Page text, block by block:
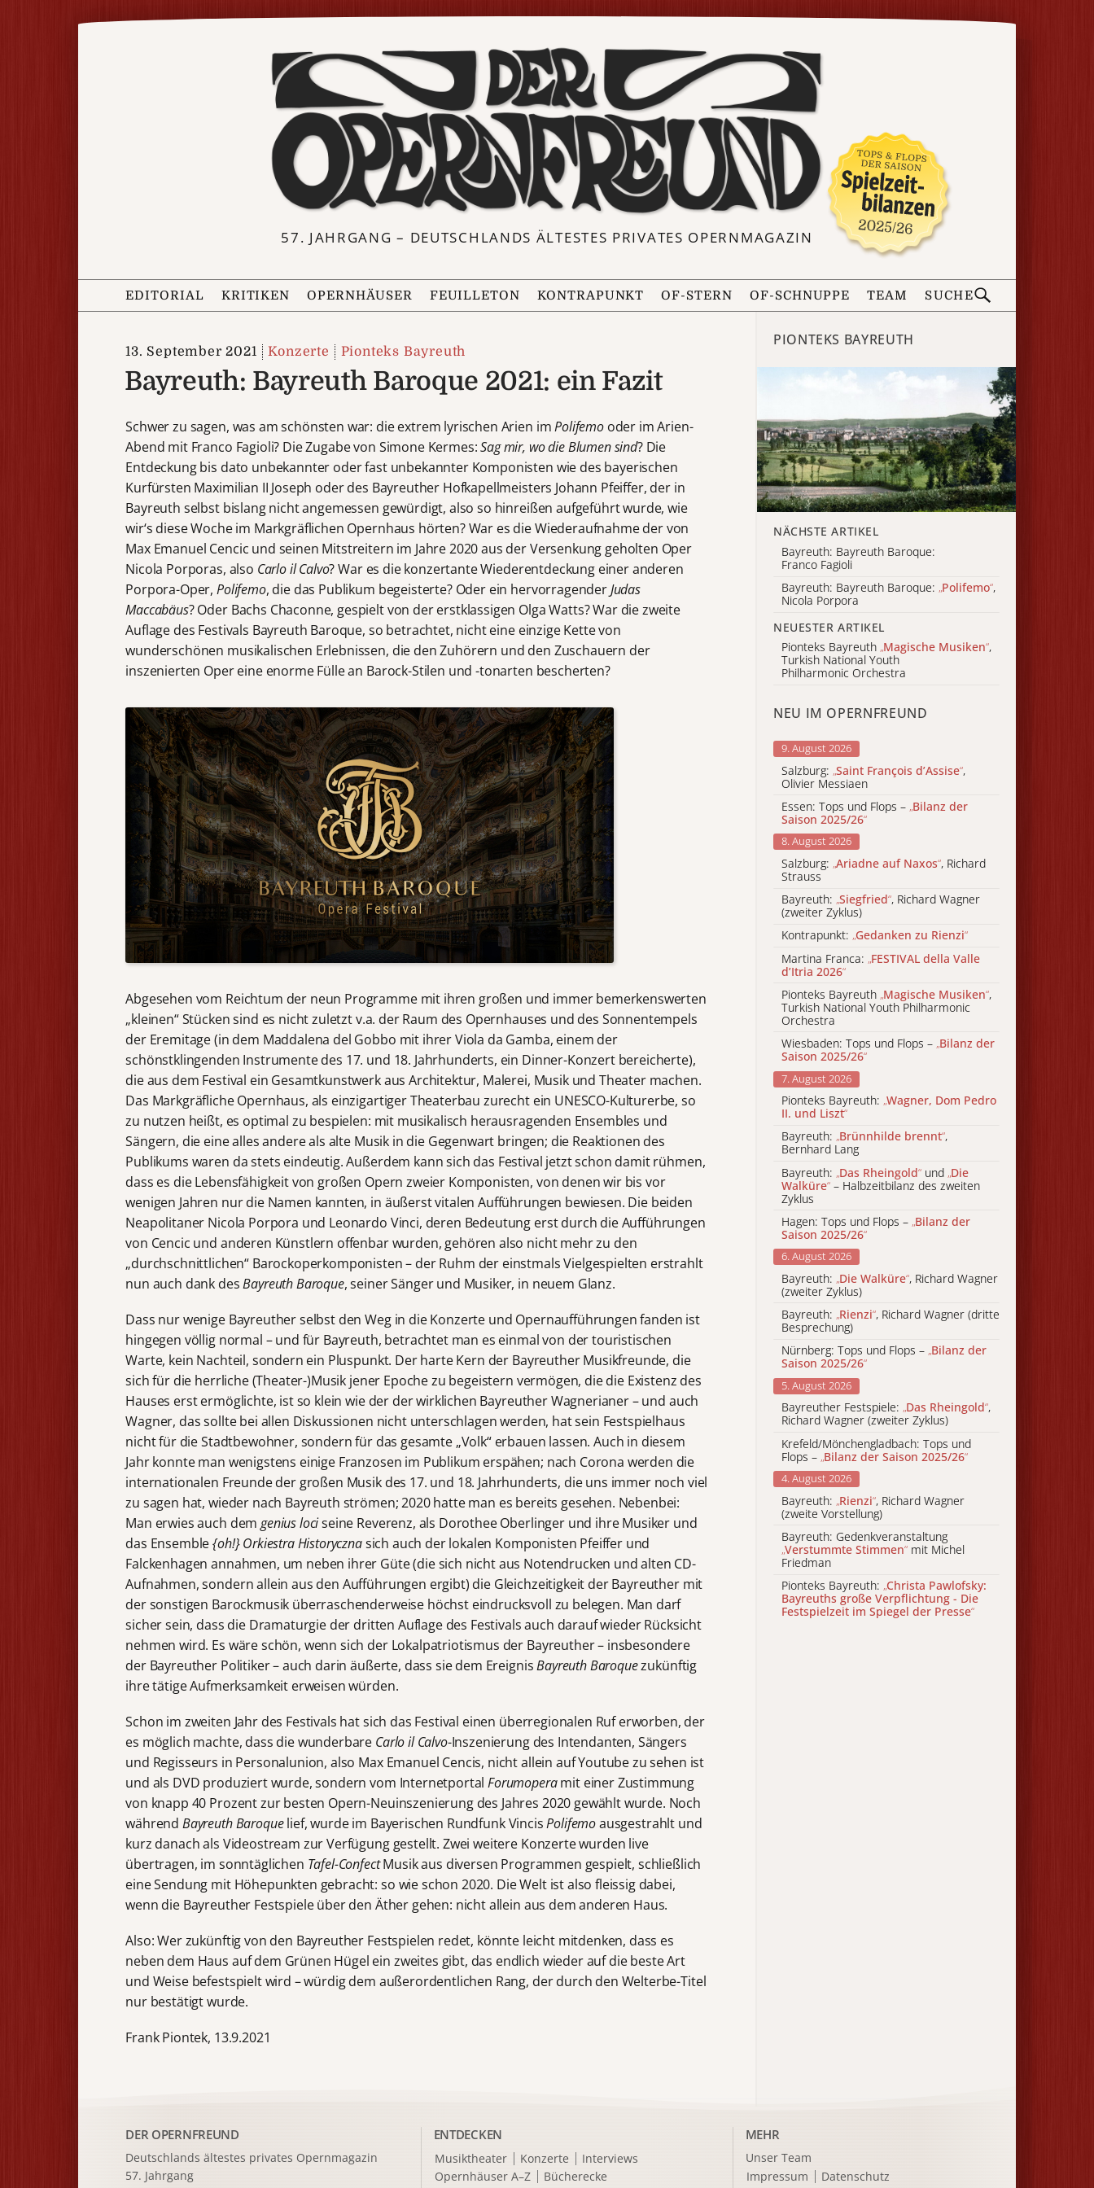
57. JAHRGANG – DEUTSCHLANDS ÄLTESTES PRIVATES OPERNMAGAZIN
EDITORIAL KRITIKEN OPERNHÄUSER FEUILLETON KONTRAPUNKT OF-STERN OF-SCHNUPPE TEAM SUCHE
13. September 2021 Konzerte Pionteks Bayreuth
Bayreuth: Bayreuth Baroque 2021: ein Fazit
Schwer zu sagen, was am schönsten war: die extrem lyrischen Arien imPolifemooder im Arien-
Abend mit Franco Fagioli? Die Zugabe von Simone Kermes:Sag mir, wo die Blumen sind? Die
Entdeckung bis dato unbekannter oder fast unbekannter Komponisten wie des bayerischen
Kurfürsten Maximilian II Joseph oder des Bayreuther Hofkapellmeisters Johann Pfeiffer, der in
Bayreuth selbst bislang nicht angemessen gewürdigt, also so hinreißen aufgeführt wurde, wie
wir‘s diese Woche im Markgräflichen Opernhaus hörten? War es die Wiederaufnahme der von
Max Emanuel Cencic und seinen Mitstreitern im Jahre 2020 aus der Versenkung geholten Oper
Nicola Porporas, also Carlo il Calvo? War es die konzertante Wiederentdeckung einer anderen
Porpora-Oper, Polifemo, die das Publikum begeisterte? Oder ein hervorragenderJudas
Maccabäus? Oder Bachs Chaconne, gespielt von der erstklassigen Olga Watts? War die zweite
Auflage des Festivals Bayreuth Baroque, so betrachtet, nicht eine einzige Kette von
wunderschönen musikalischen Erlebnissen, die den Zuhörern und den Zuschauern der
inszenierten Oper eine enorme Fülle an Barock-Stilen und -tonarten bescherten?
Abgesehen vom Reichtum der neun Programme mit ihren großen und immer bemerkenswerten
„kleinen“ Stücken sind es nicht zuletzt v.a. der Raum des Opernhauses und des Sonnentempels
der Eremitage (in dem Maddalena del Gobbo mit ihrer Viola da Gamba, einem der
schönstklingenden Instrumente des 17. und 18. Jahrhunderts, ein Dinner-Konzert bereicherte),
die aus dem Festival ein Gesamtkunstwerk aus Architektur, Malerei, Musik und Theater machen.
Das Markgräfliche Opernhaus, als einzigartiger Theaterbau zurecht ein UNESCO-Kulturerbe, so
zu nutzen heißt, es optimal zu bespielen: mit musikalisch herausragenden Ensembles und
Sängern, die eine alles andere als alte Musik in die Gegenwart bringen; die Reaktionen des
Publikums waren da stets eindeutig. Außerdem kann sich das Festival jetzt schon damit rühmen,
dass es die Lebensfähigkeit von großen Opern zweier Komponisten, von denen wir bis vor
wenigen Jahren nur die Namen kannten, in äußerst vitalen Aufführungen bewiesen. Die beiden
Neapolitaner Nicola Porpora und Leonardo Vinci, deren Bedeutung erst durch die Aufführungen
von Cencic und anderen Künstlern offenbar wurden, gehören also nicht mehr zu den
„durchschnittlichen“ Barockoperkomponisten – der Ruhm der einstmals Vielgespielten erstrahlt
nun auch dank desBayreuth Baroque, seiner Sänger und Musiker, in neuem Glanz.
Dass nur wenige Bayreuther selbst den Weg in die Konzerte und Opernaufführungen fanden ist
hingegen völlig normal – und für Bayreuth, betrachtet man es einmal von der touristischen
Warte, kein Nachteil, sondern ein Pluspunkt. Der harte Kern der Bayreuther Musikfreunde, die
sich für die herrliche (Theater-)Musik jener Epoche zu begeistern vermögen, die die Existenz des
Hauses erst ermöglichte, ist so klein wie der der wirklichen Bayreuther Wagnerianer – und auch
Wagner, das sollte bei allen Diskussionen nicht unterschlagen werden, hat sein Festspielhaus
nicht für die Stadtbewohner, sondern für das gesamte „Volk“ erbauen lassen. Auch in diesem
Jahr konnte man wenigstens einige Franzosen im Publikum erspähen; nach Corona werden die
internationalen Freunde der großen Musik des 17. und 18. Jahrhunderts, die uns immer noch viel
zu sagen hat, wieder nach Bayreuth strömen; 2020 hatte man es bereits gesehen. Nebenbei:
Man erwies auch demgenius lociseine Reverenz, als Dorothee Oberlinger und ihre Musiker und
das Ensemble{oh!} Orkiestra Historycznasich auch der lokalen Komponisten Pfeiffer und
Falckenhagen annahmen, um neben ihrer Güte (die sich nicht aus Notendrucken und alten CD-
Aufnahmen, sondern allein aus den Aufführungen ergibt) die Gleichzeitigkeit der Bayreuther mit
der sonstigen Barockmusik überraschenderweise höchst eindrucksvoll zu belegen. Man darf
sicher sein, dass die Dramaturgie der dritten Auflage des Festivals auch darauf wieder Rücksicht
nehmen wird. Es wäre schön, wenn sich der Lokalpatriotismus der Bayreuther – insbesondere
der Bayreuther Politiker – auch darin äußerte, dass sie dem EreignisBayreuth Baroquezukünftig
ihre tätige Aufmerksamkeit erweisen würden.
Schon im zweiten Jahr des Festivals hat sich das Festival einen überregionalen Ruf erworben, der
es möglich machte, dass die wunderbare Carlo il Calvo-Inszenierung des Intendanten, Sängers
und Regisseurs in Personalunion, also Max Emanuel Cencis, nicht allein auf Youtube zu sehen ist
und als DVD produziert wurde, sondern vom InternetportalForumoperamit einer Zustimmung
von knapp 40 Prozent zur besten Opern-Neuinszenierung des Jahres 2020 gewählt wurde. Noch
während Bayreuth Baroquelief, wurde im Bayerischen Rundfunk VincisPolifemoausgestrahlt und
kurz danach als Videostream zur Verfügung gestellt. Zwei weitere Konzerte wurden live
übertragen, im sonntäglichen Tafel-ConfectMusik aus diversen Programmen gespielt, schließlich
eine Sendung mit Höhepunkten gebracht: so wie schon 2020. Die Welt ist also fleissig dabei,
wenn die Bayreuther Festspiele über den Äther gehen: nicht allein aus dem anderen Haus.
Also: Wer zukünftig von den Bayreuther Festspielen redet, könnte leicht mitdenken, dass es
neben dem Haus auf dem Grünen Hügel ein zweites gibt, das endlich wieder auf die beste Art
und Weise befestspielt wird – würdig dem außerordentlichen Rang, der durch den Welterbe-Titel
nur bestätigt wurde.
Frank Piontek, 13.9.2021
PIONTEKS BAYREUTH
NÄCHSTE ARTIKEL
Bayreuth: Bayreuth Baroque:
Franco Fagioli
Bayreuth: Bayreuth Baroque: „Polifemo“,
Nicola Porpora
NEUESTER ARTIKEL
Pionteks Bayreuth „Magische Musiken“,
Turkish National Youth
Philharmonic Orchestra
NEU IM OPERNFREUND
9. August 2026
Salzburg: „Saint François d’Assise“,
Olivier Messiaen
Essen: Tops und Flops – „Bilanz der
Saison 2025/26“
8. August 2026
Salzburg: „Ariadne auf Naxos“, Richard
Strauss
Bayreuth: „Siegfried“, Richard Wagner
(zweiter Zyklus)
Kontrapunkt: „Gedanken zu Rienzi“
Martina Franca: „FESTIVAL della Valle
d’Itria 2026“
Pionteks Bayreuth „Magische Musiken“,
Turkish National Youth Philharmonic
Orchestra
Wiesbaden: Tops und Flops – „Bilanz der
Saison 2025/26“
7. August 2026
Pionteks Bayreuth: „Wagner, Dom Pedro
II. und Liszt“
Bayreuth: „Brünnhilde brennt“,
Bernhard Lang
Bayreuth: „Das Rheingold“ und „Die
Walküre“ – Halbzeitbilanz des zweiten
Zyklus
Hagen: Tops und Flops – „Bilanz der
Saison 2025/26“
6. August 2026
Bayreuth: „Die Walküre“, Richard Wagner
(zweiter Zyklus)
Bayreuth: „Rienzi“, Richard Wagner (dritte
Besprechung)
Nürnberg: Tops und Flops – „Bilanz der
Saison 2025/26“
5. August 2026
Bayreuther Festspiele: „Das Rheingold“,
Richard Wagner (zweiter Zyklus)
Krefeld/Mönchengladbach: Tops und
Flops – „Bilanz der Saison 2025/26“
4. August 2026
Bayreuth: „Rienzi“, Richard Wagner
(zweite Vorstellung)
Bayreuth: Gedenkveranstaltung
„Verstummte Stimmen“ mit Michel
Friedman
Pionteks Bayreuth: „Christa Pawlofsky:
Bayreuths große Verpflichtung - Die
Festspielzeit im Spiegel der Presse“
DER OPERNFREUND
Deutschlands ältestes privates Opernmagazin
57. Jahrgang
ENTDECKEN
Musiktheater Konzerte
Interviews
Opernhäuser A–Z
Bücherecke
MEHR
Unser Team
Impressum
Datenschutz